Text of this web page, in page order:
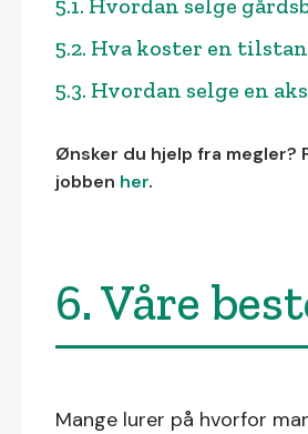
5.1. Hvordan selge
5.2. Hva koster en
5.3. Hvordan selge en
Ønsker du hjelp fra megler?
jobben her.
6. Våre
Mange lurer på hvorfor